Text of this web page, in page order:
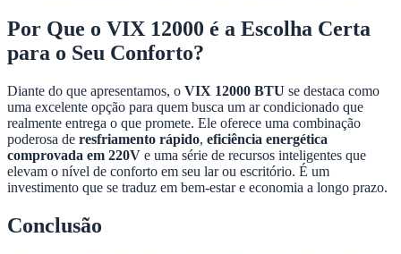
Por Que o VIX 12000 é a Escolha Certa
para o Seu Conforto?
Diante do que apresentamos, o VIX 12000 BTU se destaca como
uma excelente opção para quem busca um ar condicionado que
realmente entrega o que promete. Ele oferece uma combinação
poderosa de resfriamento rápido, eficiência energética
comprovada em 220V e uma série de recursos inteligentes que
elevam o nível de conforto em seu lar ou escritório. É um
investimento que se traduz em bem-estar e economia a longo prazo.
Conclusão